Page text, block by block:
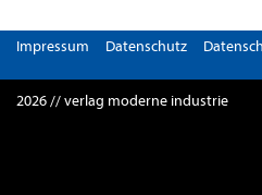
Impressum Datenschutz
2026 // verlag moderne industrie